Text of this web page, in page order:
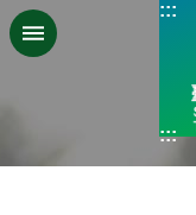
跳到主要內容區塊
:::
:::